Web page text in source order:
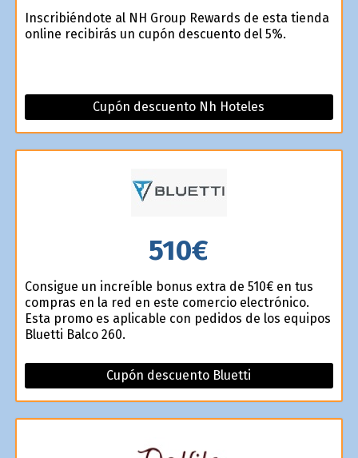
Inscribiéndote al NH Group Rewards de esta tienda
online recibirás un cupón descuento del 5%.
Cupón descuento Nh Hoteles
510€
Consigue un increíble bonus extra de 510€ en tus
compras en la red en este comercio electrónico.
Esta promo es aplicable con pedidos de los equipos
Bluetti Balco 260.
Cupón descuento Bluetti